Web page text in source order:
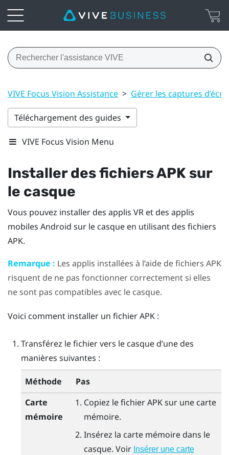
VIVE Focus Vision Assistance > Gérer les captures
Téléchargement des guides
VIVE Focus Vision Menu
Installer des fichiers APK sur
le casque
Vous pouvez installer des applis VR et des applis
mobiles Android sur le casque en utilisant des fichiers
APK.
Remarque : Les applis installées à l’aide de fichiers APK
risquent de ne pas fonctionner correctement si elles
ne sont pas compatibles avec le casque.
Voici comment installer un fichier APK :
Transférez le fichier vers le casque d’une des
manières suivantes :
Méthode
Pas
Carte
mémoire
Copiez le fichier APK sur une carte
mémoire.
Insérez la carte mémoire dans le
casque. Voir Insérer une carte